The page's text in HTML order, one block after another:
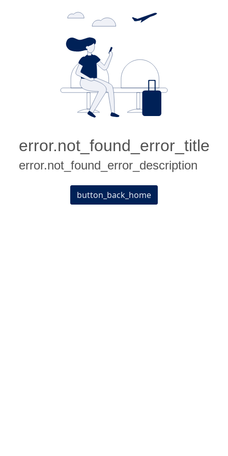
error.not_found_error_title
error.not_found_error_description
button_back_home